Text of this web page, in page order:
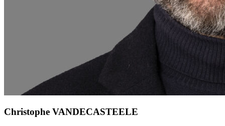
Christophe VANDECASTEELE